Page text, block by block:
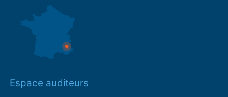
Espace auditeurs